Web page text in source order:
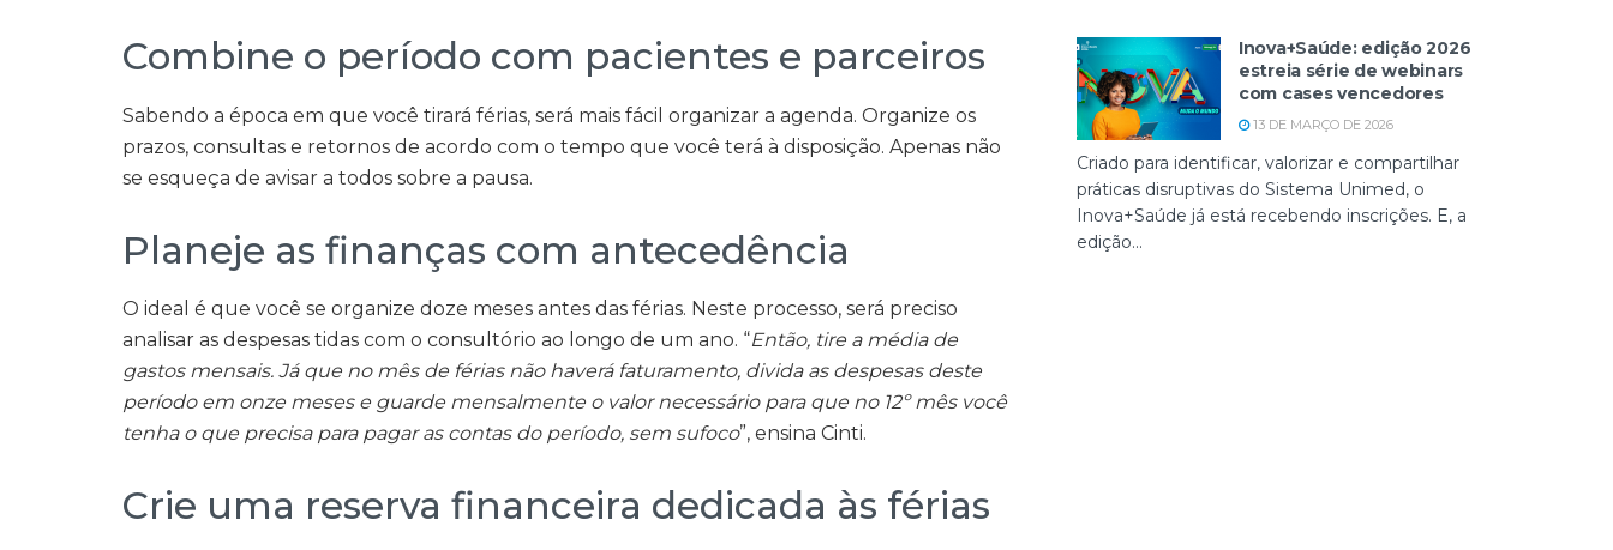
Combine o período com pacientes e parceiros
Sabendo a época em que você tirará férias, será mais fácil organizar a agenda. Organize os
prazos, consultas e retornos de acordo com o tempo que você terá à disposição. Apenas não
se esqueça de avisar a todos sobre a pausa.
Planeje as finanças com antecedência
O ideal é que você se organize doze meses antes das férias. Neste processo, será preciso
analisar as despesas tidas com o consultório ao longo de um ano. “Então, tire a média de
gastos mensais. Já que no mês de férias não haverá faturamento, divida as despesas deste
período em onze meses e guarde mensalmente o valor necessário para que no 12º mês você
tenha o que precisa para pagar as contas do período, sem sufoco”, ensina Cinti.
Crie uma reserva financeira dedicada às férias
Inova+Saúde: edição 2026
estreia série de webinars
com cases vencedores
13 DE MARÇO DE 2026
Criado para identificar, valorizar e compartilhar
práticas disruptivas do Sistema Unimed, o
Inova+Saúde já está recebendo inscrições. E, a
edição...